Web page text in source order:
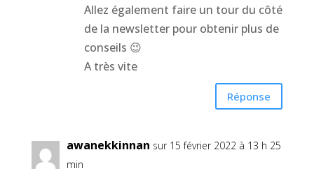
Allez également faire un tour du côté
de la newsletter pour obtenir plus de
conseils 😉
A très vite
Réponse
awanekkinnan sur 15 février 2022 à 13 h 25
min